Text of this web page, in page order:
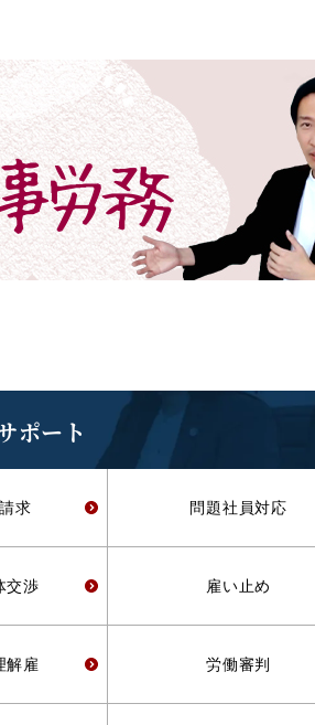
ポート
請求 問題社員対応
交渉 雇い止め
解雇 労働審判